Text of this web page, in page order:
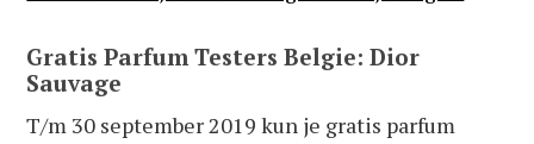
Gratis Parfum Testers Belgie: Dior
Sauvage
T/m 30 september 2019 kun je gratis parfum